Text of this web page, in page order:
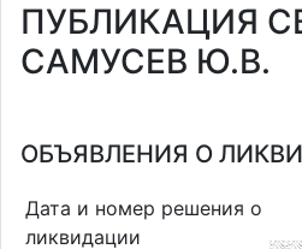
ПУБЛИКАЦИЯ
САМУСЕВ Ю.В.
ОБЪЯВЛЕНИЯ О
Дата и номер решения о
ликвидации